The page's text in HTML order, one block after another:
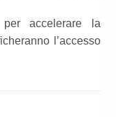
accelerare la
l’accesso